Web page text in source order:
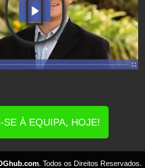
SE À EQUIPA, HOJE!
. Todos os Direitos Reservados.